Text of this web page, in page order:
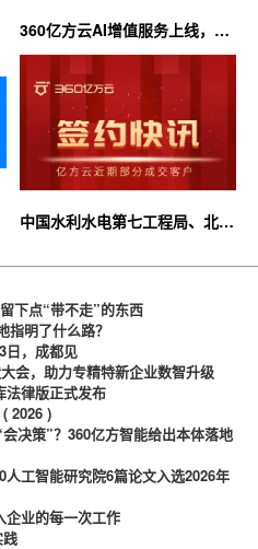
360亿方云AI增值服务上线，超
大限时优惠等你来！
中国水利水电第七工程局、北京
下点“带不走”的东西
明了什么路？
日，成都见
会，助力专精特新企业数智升级
法律版正式发布
2026 )
决策”？360亿方智能给出本体落地
工智能研究院6篇论文入选2026年
企业的每一次工作